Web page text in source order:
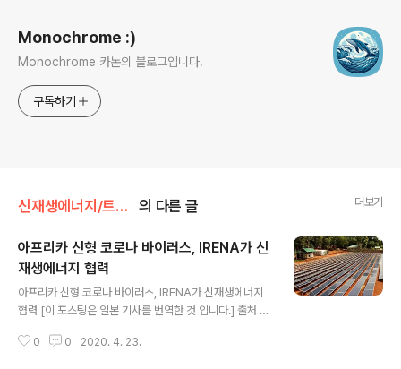
Monochrome :)
Monochrome 카논의 블로그입니다.
구독하기
신재생에너지/트러블 및 문제 의 다른 글 더보기
아프리카 신형 코로나 바이러스, IRENA가 신
재생에너지 협력
아프리카 신형 코로나 바이러스, IRENA가 신재생에너지
협력 [이 포스팅은 일본 기사를 번역한 것 입니다.] 출처 -
0001/00778/?ST=msb 국제 재생 가능 에너지기구 (I
0 0 2020. 4. 23.